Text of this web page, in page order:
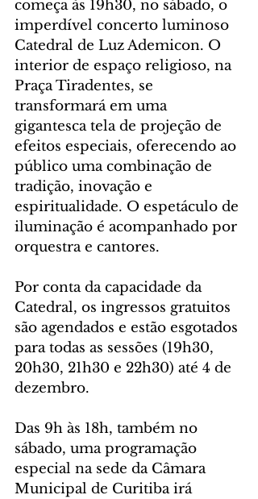
começa às 19h30, no sábado, o
imperdível concerto luminoso
Catedral de Luz Ademicon. O
interior de espaço religioso, na
Praça Tiradentes, se
transformará em uma
gigantesca tela de projeção de
efeitos especiais, oferecendo ao
público uma combinação de
tradição, inovação e
espiritualidade. O espetáculo de
iluminação é acompanhado por
orquestra e cantores.
Por conta da capacidade da
Catedral, os ingressos gratuitos
são agendados e estão esgotados
para todas as sessões (19h30,
20h30, 21h30 e 22h30) até 4 de
dezembro.
Das 9h às 18h, também no
sábado, uma programação
especial na sede da Câmara
Municipal de Curitiba irá